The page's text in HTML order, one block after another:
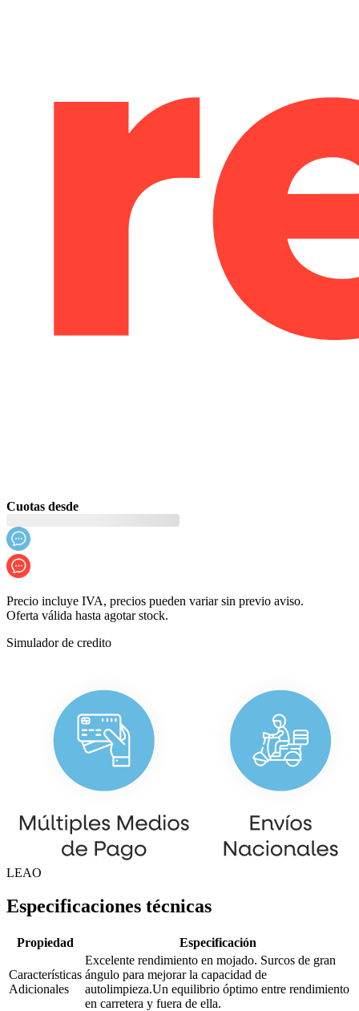
Cuotas desde
Precio incluye IVA, precios pueden variar sin previo aviso.
Oferta válida hasta agotar stock.
Simulador de credito
LEAO
Especificaciones técnicas
Propiedad Especificación
Características
Adicionales
Excelente rendimiento en mojado. Surcos de gran
ángulo para mejorar la capacidad de
autolimpieza.Un equilibrio óptimo entre rendimiento
en carretera y fuera de ella.